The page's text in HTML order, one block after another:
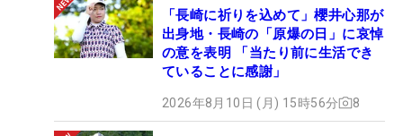
「長崎に祈りを込めて」櫻井心那が
出身地・長崎の「原爆の日」に哀悼
の意を表明 「当たり前に生活でき
ていることに感謝」
2026年8月10日 (月) 15時56分 8